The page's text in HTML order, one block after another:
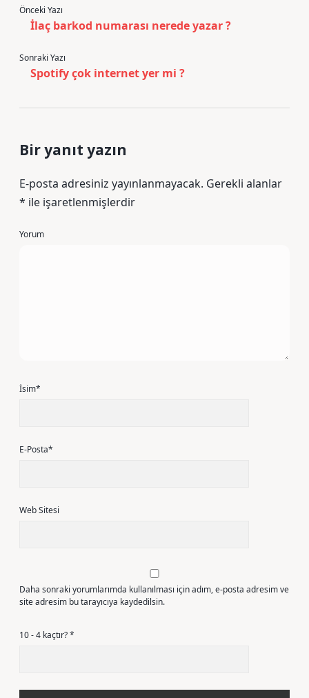
Önceki Yazı
İlaç barkod numarası nerede yazar ?
Sonraki Yazı
Spotify çok internet yer mi ?
Bir yanıt yazın
E-posta adresiniz yayınlanmayacak. Gerekli alanlar
* ile işaretlenmişlerdir
Yorum
İsim*
E-Posta*
Web Sitesi
Daha sonraki yorumlarımda kullanılması için adım, e-posta adresim ve
site adresim bu tarayıcıya kaydedilsin.
10 - 4 kaçtır?*